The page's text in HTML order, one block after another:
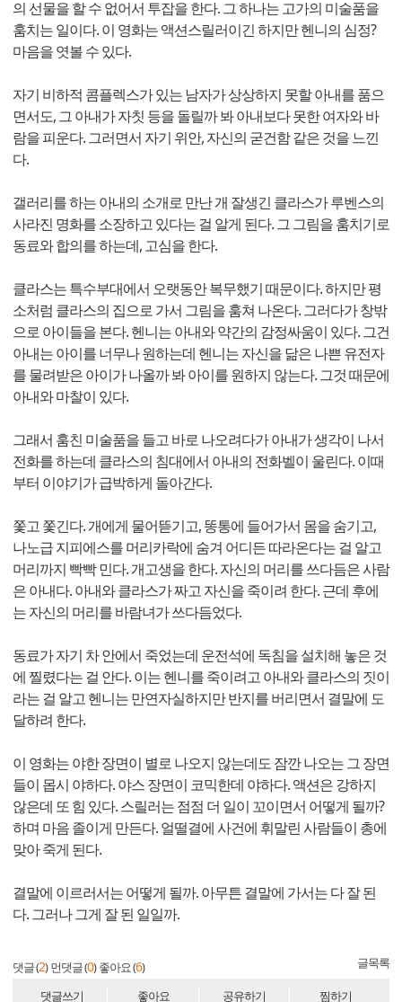
의 선물을 할 수 없어서 투잡을 한다. 그 하나는 고가의 미술품을
훔치는 일이다. 이 영화는 액션스릴러이긴 하지만 헨니의 심정?
마음을 엿볼 수 있다.
자기 비하적 콤플렉스가 있는 남자가 상상하지 못할 아내를 품으
면서도, 그 아내가 자칫 등을 돌릴까 봐 아내보다 못한 여자와 바
람을 피운다. 그러면서 자기 위안, 자신의 굳건함 같은 것을 느낀
다.
갤러리를 하는 아내의 소개로 만난 개 잘생긴 클라스가 루벤스의
사라진 명화를 소장하고 있다는 걸 알게 된다. 그 그림을 훔치기로
동료와 합의를 하는데, 고심을 한다.
클라스는 특수부대에서 오랫동안 복무했기 때문이다. 하지만 평
소처럼 클라스의 집으로 가서 그림을 훔쳐 나온다. 그러다가 창밖
으로 아이들을 본다. 헨니는 아내와 약간의 감정싸움이 있다. 그건
아내는 아이를 너무나 원하는데 헨니는 자신을 닮은 나쁜 유전자
를 물려받은 아이가 나올까 봐 아이를 원하지 않는다. 그것 때문에
아내와 마찰이 있다.
그래서 훔친 미술품을 들고 바로 나오려다가 아내가 생각이 나서
전화를 하는데 클라스의 침대에서 아내의 전화벨이 울린다. 이때
부터 이야기가 급박하게 돌아간다.
쫓고 쫓긴다. 개에게 물어뜯기고, 똥통에 들어가서 몸을 숨기고,
나노급 지피에스를 머리카락에 숨겨 어디든 따라온다는 걸 알고
머리까지 빡빡 민다. 개고생을 한다. 자신의 머리를 쓰다듬은 사람
은 아내다. 아내와 클라스가 짜고 자신을 죽이려 한다. 근데 후에
는 자신의 머리를 바람녀가 쓰다듬었다.
동료가 자기 차 안에서 죽었는데 운전석에 독침을 설치해 놓은 것
에 찔렸다는 걸 안다. 이는 헨니를 죽이려고 아내와 클라스의 짓이
라는 걸 알고 헨니는 만연자실하지만 반지를 버리면서 결말에 도
달하려 한다.
이 영화는 야한 장면이 별로 나오지 않는데도 잠깐 나오는 그 장면
들이 몹시 야하다. 야스 장면이 코믹한데 야하다. 액션은 강하지
않은데 또 힘 있다. 스릴러는 점점 더 일이 꼬이면서 어떻게 될까?
하며 마음 졸이게 만든다. 얼떨결에 사건에 휘말린 사람들이 총에
맞아 죽게 된다.
결말에 이르러서는 어떻게 될까. 아무튼 결말에 가서는 다 잘 된
다. 그러나 그게 잘 된 일일까.
댓글 (2) 먼댓글 (0) 좋아요 (6) 글목록
댓글쓰기 좋아요 공유하기 찜하기